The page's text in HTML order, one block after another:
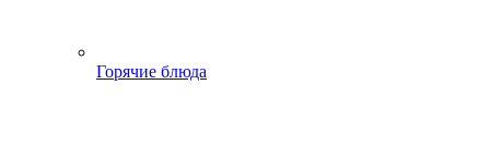
Горячие блюда